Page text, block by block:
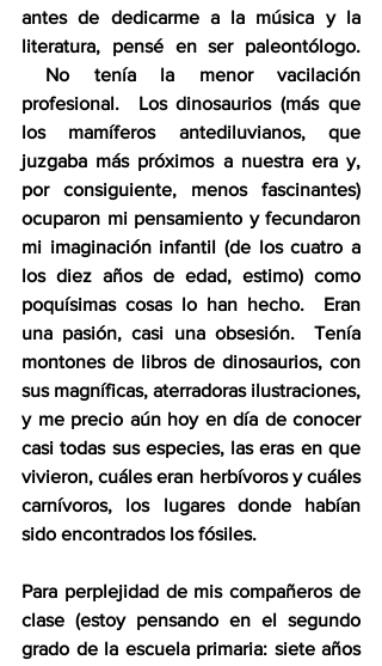
antes de dedicarme a la música y la
literatura, pensé en ser paleontólogo.
No tenía la menor vacilación
profesional.  Los dinosaurios (más que
los mamíferos antediluvianos, que
juzgaba más próximos a nuestra era y,
por consiguiente, menos fascinantes)
ocuparon mi pensamiento y fecundaron
mi imaginación infantil (de los cuatro a
los diez años de edad, estimo) como
poquísimas cosas lo han hecho.  Eran
una pasión, casi una obsesión.  Tenía
montones de libros de dinosaurios, con
sus magníficas, aterradoras ilustraciones,
y me precio aún hoy en día de conocer
casi todas sus especies, las eras en que
vivieron, cuáles eran herbívoros y cuáles
carnívoros, los lugares donde habían
sido encontrados los fósiles.
Para perplejidad de mis compañeros de
clase (estoy pensando en el segundo
grado de la escuela primaria: siete años